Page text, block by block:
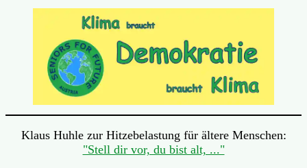
Klaus Huhle zur Hitzebelastung für ältere Menschen:
"Stell dir vor, du bist alt, ..."